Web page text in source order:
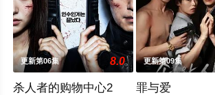
更新第06集 8.0
杀人者的购物中心2
更新第09集
罪与爱